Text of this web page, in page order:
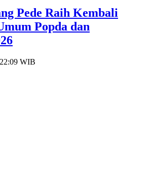
Pede Raih Kembali
Popda dan
WIB